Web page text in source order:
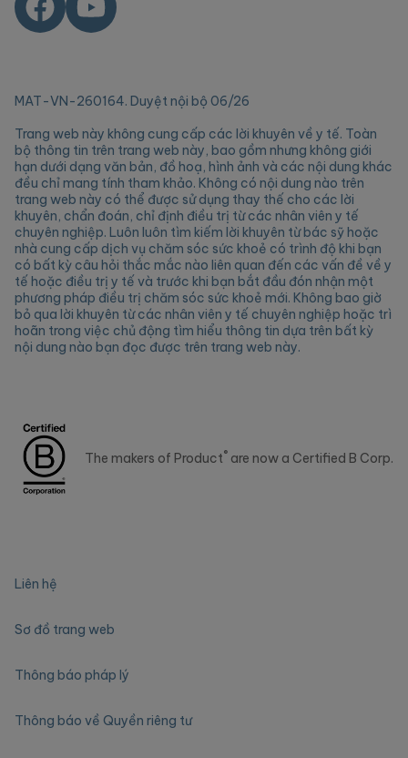
MAT-VN-260164. Duyệt nội bộ 06/26
Trang web này không cung cấp các lời khuyên về y tế. Toàn
bộ thông tin trên trang web này, bao gồm nhưng không giới
hạn dưới dạng văn bản, đồ hoạ, hình ảnh và các nội dung khác
đều chỉ mang tính tham khảo. Không có nội dung nào trên
trang web này có thể được sử dụng thay thế cho các lời
khuyên, chẩn đoán, chỉ định điều trị từ các nhân viên y tế
chuyên nghiệp. Luôn luôn tìm kiếm lời khuyên từ bác sỹ hoặc
nhà cung cấp dịch vụ chăm sóc sức khoẻ có trình độ khi bạn
có bất kỳ câu hỏi thắc mắc nào liên quan đến các vấn đề về y
tế hoặc điều trị y tế và trước khi bạn bắt đầu đón nhận một
phương pháp điều trị chăm sóc sức khoẻ mới. Không bao giờ
bỏ qua lời khuyên từ các nhân viên y tế chuyên nghiệp hoặc trì
hoãn trong việc chủ động tìm hiểu thông tin dựa trên bất kỳ
nội dung nào bạn đọc được trên trang web này.
The makers of Product® are now a Certified B Corp.
Liên hệ
Sơ đồ trang web
Thông báo pháp lý
Thông báo về Quyền riêng tư